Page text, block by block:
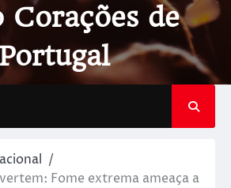
Corações de
Portugal
Fome extrema ameaça a